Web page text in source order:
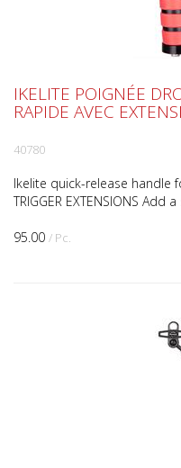
95.00 / Pc.
IKELITE POIGNÉE
RAPIDE AVEC
40780
Ikelite quick-release handle
TRIGGER EXTENSIONS
50DL Underwater Housing